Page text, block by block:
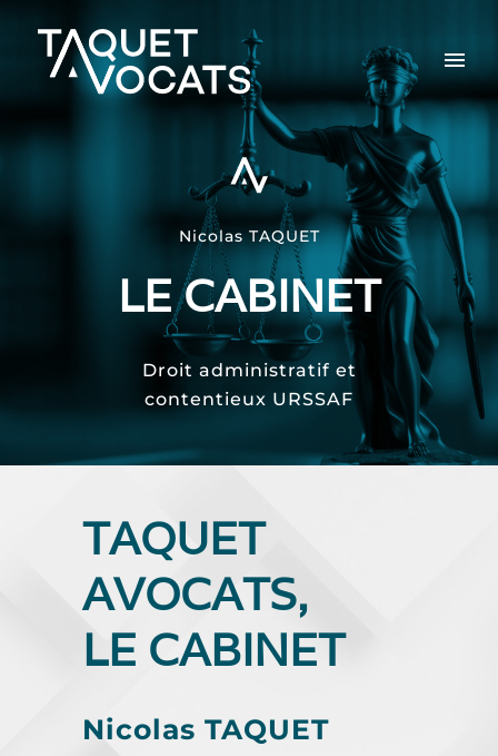
Nicolas TAQUET
LE CABINET
Droit administratif et
contentieux URSSAF
TAQUET
AVOCATS,
LE CABINET
Nicolas TAQUET